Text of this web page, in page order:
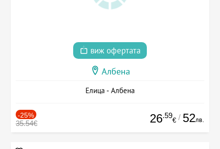
виж офертата
Албена
Елица - Албена
-25%
35.54€ 26.59
€ / 52лв.